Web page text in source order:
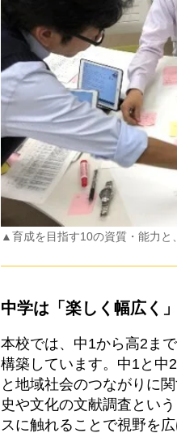
▲育成を目指す10の資質・能力と
中学は「楽しく幅広く
本校では、中1から高2ま
構築しています。中1と中
と地域社会のつながりに
史や文化の文献調査とい
スに触れることで視野を